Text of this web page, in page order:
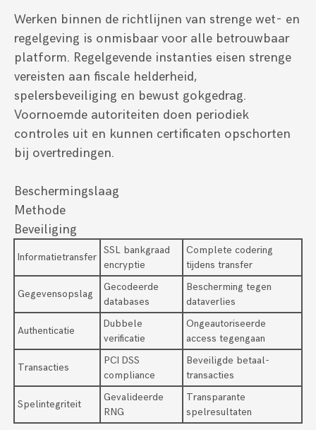
Werken binnen de richtlijnen van strenge wet- en
regelgeving is onmisbaar voor alle betrouwbaar
platform. Regelgevende instanties eisen strenge
vereisten aan fiscale helderheid,
spelersbeveiliging en bewust gokgedrag.
Voornoemde autoriteiten doen periodiek
controles uit en kunnen certificaten opschorten
bij overtredingen.
Beschermingslaag
Methode
Beveiliging
Informatietransfer
SSL bankgraad
encryptie
Complete codering
tijdens transfer
Gegevensopslag
Gecodeerde
databases
Bescherming tegen
dataverlies
Authenticatie
Dubbele
verificatie
Ongeautoriseerde
access tegengaan
Transacties
PCI DSS
compliance
Beveiligde betaal-
transacties
Spelintegriteit
Gevalideerde
RNG
Transparante
spelresultaten